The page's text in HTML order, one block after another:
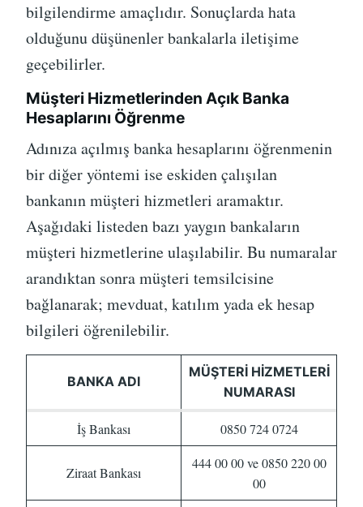
bilgilendirme amaçlıdır. Sonuçlarda hata
olduğunu düşünenler bankalarla iletişime
geçebilirler.
Müşteri Hizmetlerinden Açık Banka
Hesaplarını Öğrenme
Adınıza açılmış banka hesaplarını öğrenmenin
bir diğer yöntemi ise eskiden çalışılan
bankanın müşteri hizmetleri aramaktır.
Aşağıdaki listeden bazı yaygın bankaların
müşteri hizmetlerine ulaşılabilir. Bu numaralar
arandıktan sonra müşteri temsilcisine
bağlanarak; mevduat, katılım yada ek hesap
bilgileri öğrenilebilir.
BANKA ADI
MÜŞTERI HIZMETLERI
NUMARASI
İş Bankası 0850 724 0724
Ziraat Bankası
444 00 00 ve 0850 220 00
00